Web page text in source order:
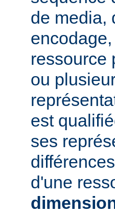
de media,
ressource
ou
est
ses
d'une